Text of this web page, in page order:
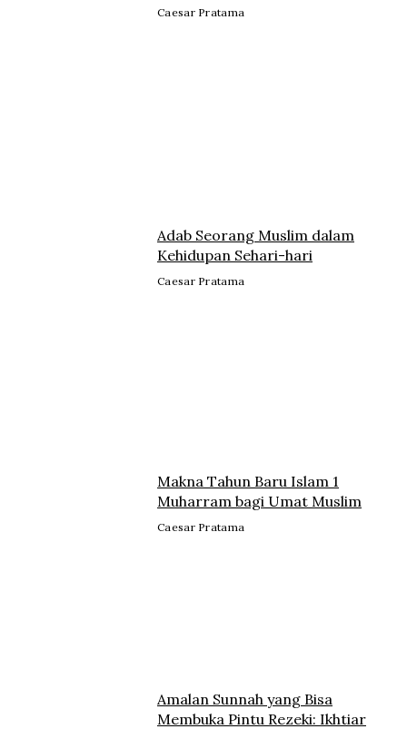
Caesar Pratama
Adab Seorang Muslim dalam
Kehidupan Sehari-hari
Caesar Pratama
Makna Tahun Baru Islam 1
Muharram bagi Umat Muslim
Caesar Pratama
Amalan Sunnah yang Bisa
Membuka Pintu Rezeki: Ikhtiar